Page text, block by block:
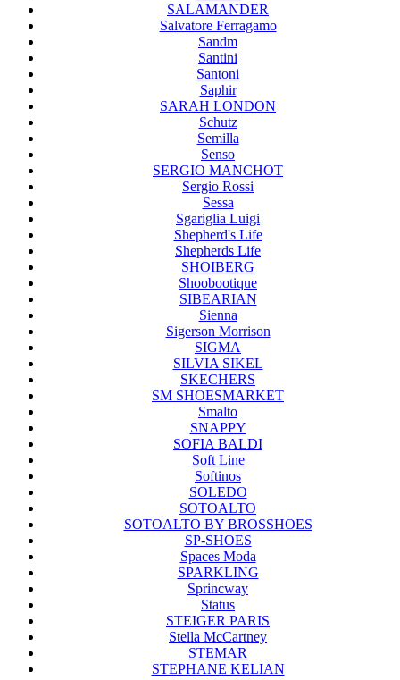
SALAMANDER
Salvatore Ferragamo
Sandm
Santini
Santoni
Saphir
SARAH LONDON
Schutz
Semilla
Senso
SERGIO MANCHOT
Sergio Rossi
Sessa
Sgariglia Luigi
Shepherd's Life
Shepherds Life
SHOIBERG
Shoobootique
SIBEARIAN
Sienna
Sigerson Morrison
SIGMA
SILVIA SIKEL
SKECHERS
SM SHOESMARKET
Smalto
SNAPPY
SOFIA BALDI
Soft Line
Softinos
SOLEDO
SOTOALTO
SOTOALTO BY BROSSHOES
SP-SHOES
Spaces Moda
SPARKLING
Sprincway
Status
STEIGER PARIS
Stella McCartney
STEMAR
STEPHANE KELIAN